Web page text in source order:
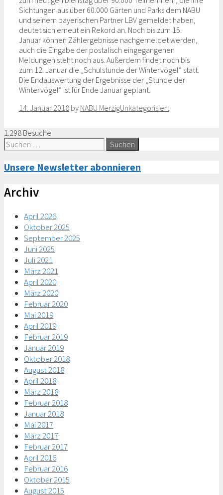
Sichtungen aus über 60.000 Gärten und Parks dem NABU
und seinem bayerischen Partner LBV gemeldet haben,
deutet sich erneut ein Rekord an. Noch bis zum 15.
Januar können Zählergebnisse nachgemeldet werden,
auch die Eingabe der postalisch eingegangenen
Meldungen steht noch aus. Außerdem findet noch bis
zum 12. Januar die „Schulstunde der Wintervögel“ statt.
Die Endauswertung der Ergebnisse der „Stunde der
Wintervögel“ ist für Ende Januar geplant.
14. Januar 2018 by NABU MerzigCategories
Unkategorisiert
1.298 Besuche
Suche
nach:
Unsere Newsletter abonnieren
Archiv
April 2026
Oktober 2025
September 2025
Juni 2025
Juli 2021
März 2021
April 2020
März 2020
Februar 2020
Mai 2019
April 2019
Februar 2019
Januar 2019
Oktober 2018
August 2018
April 2018
März 2018
Februar 2018
Januar 2018
Mai 2017
März 2017
Februar 2017
April 2016
Februar 2016
Oktober 2015
August 2015